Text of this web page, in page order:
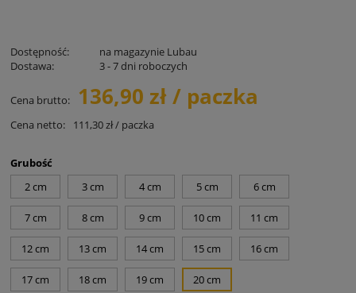
Dostępność:
na magazynie Lubau
Dostawa:
3 - 7 dni roboczych
Cena brutto: 136,90 zł / paczka
Cena netto: 111,30 zł / paczka
Grubość
2 cm
3 cm 4 cm 5 cm 6 cm
7 cm 8 cm 9 cm 10 cm 11 cm
12 cm 13 cm 14 cm 15 cm 16 cm
17 cm 18 cm 19 cm 20 cm